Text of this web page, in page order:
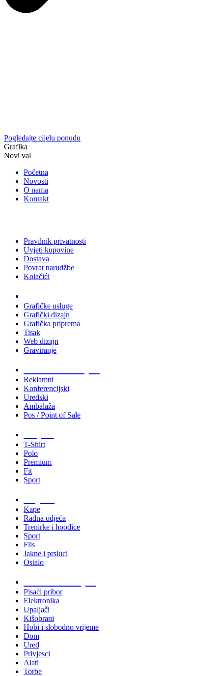
Pogledajte cijelu ponudu
Grafika
Novi val
Početna
Novosti
O nama
Kontakt
Pravilnik privatnosti
Uvjeti kupovine
Dostava
Povrat narudžbe
Kolačići
Grafičke usluge
Grafički dizajn
Grafička priprema
Tisak
Web dizajn
Graviranje
Reklamni
Konferencijski
Uredski
Ambalaža
Pos / Point of Sale
T-Shirt
Polo
Premium
Fit
Sport
Kape
Radna odjeća
Trenirke i hoodice
Sport
Flis
Jakne i prsluci
Ostalo
Pisaći pribor
Elektronika
Upaljači
Kišobrani
Hobi i slobodno vrijeme
Dom
Ured
Privjesci
Alati
Torbe